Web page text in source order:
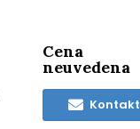
Cena
neuvedena
Kontakt